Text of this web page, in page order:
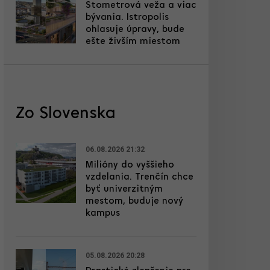
Stometrová veža a viac
bývania. Istropolis
ohlasuje úpravy, bude
ešte živším miestom
Zo Slovenska
06.08.2026 21:32
Milióny do vyššieho
vzdelania. Trenčín chce
byť univerzitným
mestom, buduje nový
kampus
05.08.2026 20:28